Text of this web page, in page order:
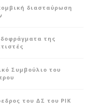
διασταύρωση
της
Συμβούλιο του
του ΔΣ του ΡΙΚ